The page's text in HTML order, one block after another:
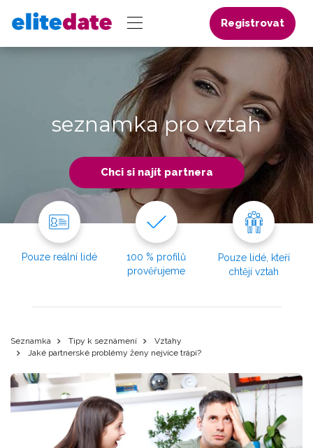
Registrovat
seznamka pro vztah
Chci si najít partnera
Pouze reální lidé
100 % profilů
prověřujeme
Pouze lidé, kteří
chtějí vztah
Seznamka Tipy k seznámení
Vztahy
Jaké partnerské problémy ženy nejvíce trápí?